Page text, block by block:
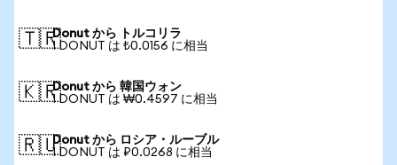
🇹🇷Donut から トルコリラ
1 DONUT は ₺0.0156 に相当
🇰🇷Donut から 韓国ウォン
1 DONUT は ₩0.4597 に相当
🇷🇺Donut から ロシア・ルーブル
1 DONUT は ₽0.0268 に相当